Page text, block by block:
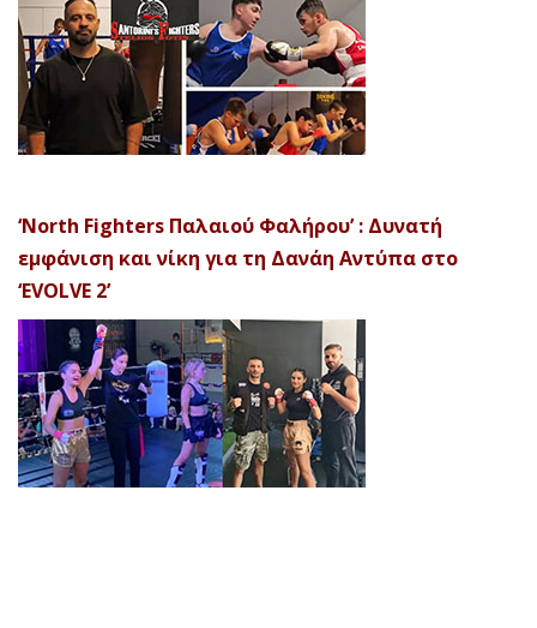
‘North Fighters Παλαιού Φαλήρου’ : Δυνατή
εμφάνιση και νίκη για τη Δανάη Αντύπα στο
‘EVOLVE 2’